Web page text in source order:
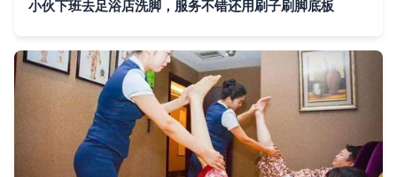
小伙下班去足浴店洗脚，服务不错还用刷子刷脚底板